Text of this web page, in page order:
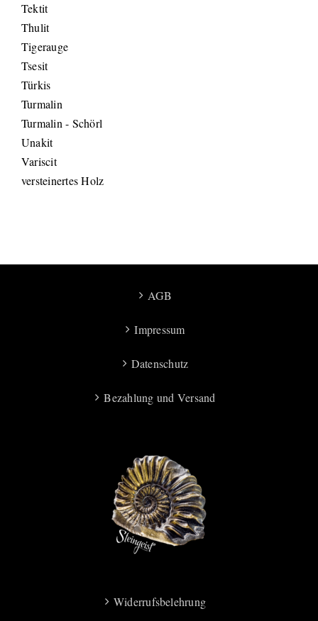
Tektit
Thulit
Tigerauge
Tsesit
Türkis
Turmalin
Turmalin - Schörl
Unakit
Variscit
versteinertes Holz
AGB
Impressum
Datenschutz
Bezahlung und Versand
Widerrufsbelehrung